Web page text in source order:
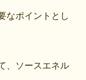
なポイントとし
、ソースエネル